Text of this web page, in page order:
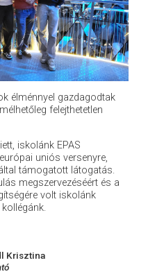
élménnyel gazdagodtak
felejthetetlen
iskolánk EPAS
uniós versenyre,
támogatott látogatás.
megszervezéséért és a
volt iskolánk
Krisztina